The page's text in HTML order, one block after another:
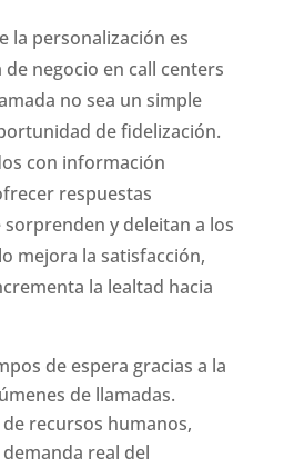
la personalización es
de negocio en call centers
no sea un simple
de fidelización.
con información
respuestas
y deleitan a los
mejora la satisfacción,
la lealtad hacia
de espera gracias a la
de llamadas.
recursos humanos,
real del